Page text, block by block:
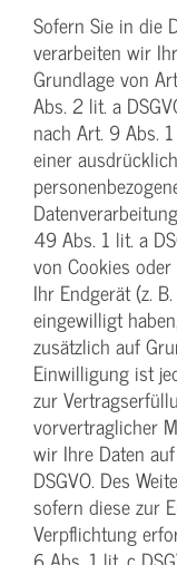
Sofern Sie in die
verarbeiten wir
Grundlage von
Abs. 2 lit. a
nach Art. 9 Abs.
einer
49 Abs. 1 lit. a
von Cookies
Ihr Endgerät (z.
eingewilligt
zusätzlich auf
Einwilligung ist
zur
vorvertraglicher
wir Ihre Daten
DSGVO. Des
sofern diese zur
Verpflichtung